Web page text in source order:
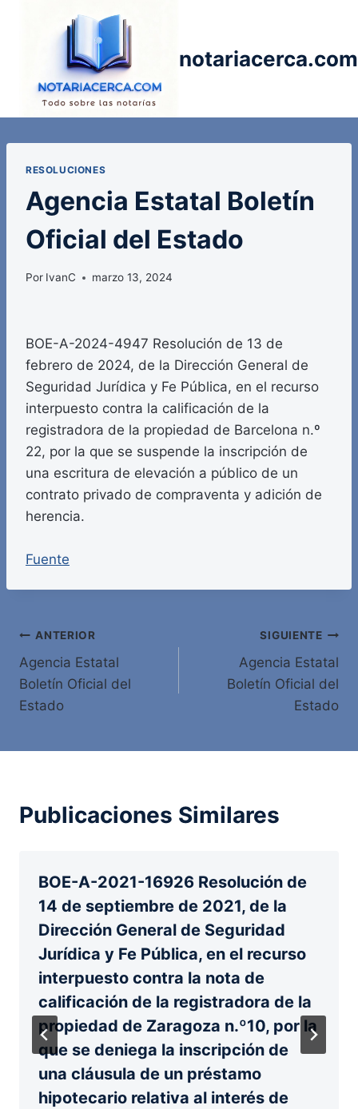
notariacerca.com
RESOLUCIONES
Agencia Estatal Boletín
Oficial del Estado
Por IvanC marzo 13, 2024
BOE-A-2024-4947 Resolución de 13 de
febrero de 2024, de la Dirección General de
Seguridad Jurídica y Fe Pública, en el recurso
interpuesto contra la calificación de la
registradora de la propiedad de Barcelona n.º
22, por la que se suspende la inscripción de
una escritura de elevación a público de un
contrato privado de compraventa y adición de
herencia.
Fuente
Navegación
de
entradas
ANTERIOR
Agencia Estatal
Boletín Oficial del
Estado
SIGUIENTE
Agencia Estatal
Boletín Oficial del
Estado
Publicaciones Similares
BOE-A-2021-16926 Resolución de
14 de septiembre de 2021, de la
Dirección General de Seguridad
Jurídica y Fe Pública, en el recurso
interpuesto contra la nota de
calificación de la registradora de la
propiedad de Zaragoza n.º10, por la
que se deniega la inscripción de
una cláusula de un préstamo
hipotecario relativa al interés de